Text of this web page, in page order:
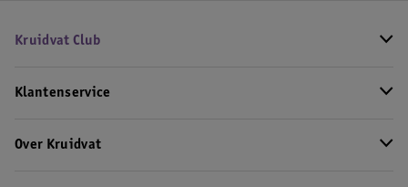
Kruidvat Club
Klantenservice
Over Kruidvat